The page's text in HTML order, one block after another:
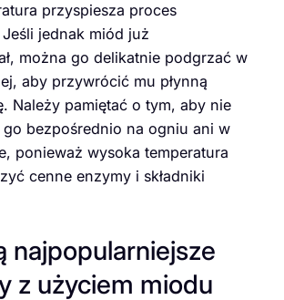
przyspiesza proces
jednak miód już
można go delikatnie podgrzać w
aby przywrócić mu płynną
Należy pamiętać o tym, aby nie
bezpośrednio na ogniu ani w
ponieważ wysoka temperatura
cenne enzymy i składniki
najpopularniejsze
z użyciem miodu